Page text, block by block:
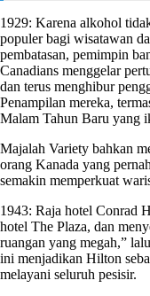
1929: Karena alkohol
populer bagi wisatawan
pembatasan, pemimpin
Canadians menggelar
dan terus menghibur
Penampilan mereka,
Malam Tahun Baru yang
Majalah Variety bahkan
orang Kanada yang
semakin memperkuat
1943: Raja hotel Conrad
hotel The Plaza, dan
ruangan yang megah,”
ini menjadikan Hilton
melayani seluruh pesisir.